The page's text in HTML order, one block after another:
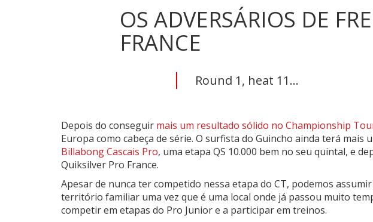
OS ADVERSÁRIOS DE
FRANCE
Round 1, heat 11...
Depois do conseguir mais um resultado sólido no Championship
Europa como cabeça de série. O surfista do Guincho ainda terá mais
Billabong Cascais Pro, uma etapa QS 10.000 bem no seu quintal, e
Quiksilver Pro France.
Apesar de nunca ter competido nessa etapa do CT, podemos assumir
território familiar uma vez que é uma local onde já passou muito
competir em etapas do Pro Junior e a participar em treinos.